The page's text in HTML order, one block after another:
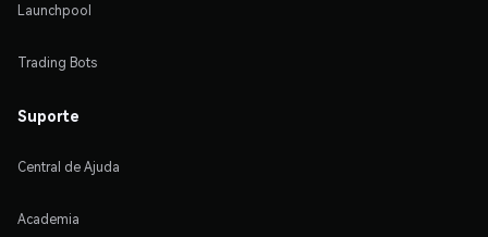
Launchpool
Trading Bots
Suporte
Central de Ajuda
Academia